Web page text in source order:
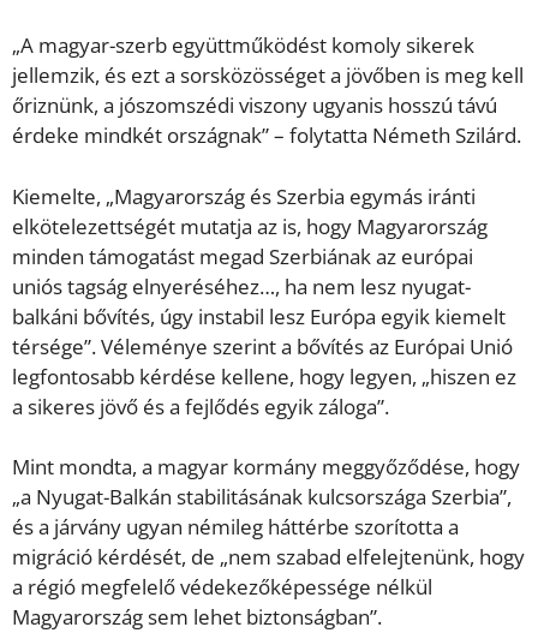
„A magyar-szerb együttműködést komoly sikerek
jellemzik, és ezt a sorsközösséget a jövőben is meg kell
őriznünk, a jószomszédi viszony ugyanis hosszú távú
érdeke mindkét országnak” – folytatta Németh Szilárd.
Kiemelte, „Magyarország és Szerbia egymás iránti
elkötelezettségét mutatja az is, hogy Magyarország
minden támogatást megad Szerbiának az európai
uniós tagság elnyeréséhez…, ha nem lesz nyugat-
balkáni bővítés, úgy instabil lesz Európa egyik kiemelt
térsége”. Véleménye szerint a bővítés az Európai Unió
legfontosabb kérdése kellene, hogy legyen, „hiszen ez
a sikeres jövő és a fejlődés egyik záloga”.
Mint mondta, a magyar kormány meggyőződése, hogy
„a Nyugat-Balkán stabilitásának kulcsországa Szerbia”,
és a járvány ugyan némileg háttérbe szorította a
migráció kérdését, de „nem szabad elfelejtenünk, hogy
a régió megfelelő védekezőképessége nélkül
Magyarország sem lehet biztonságban”.